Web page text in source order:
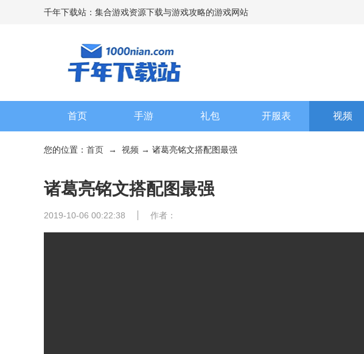
千年下载站：集合游戏资源下载与游戏攻略的游戏网站
首页 手游 礼包 开服表 视频
您的位置： 首页 → 视频 → 诸葛亮铭文搭配图最强
诸葛亮铭文搭配图最强
2019-10-06 00:22:38 作者：